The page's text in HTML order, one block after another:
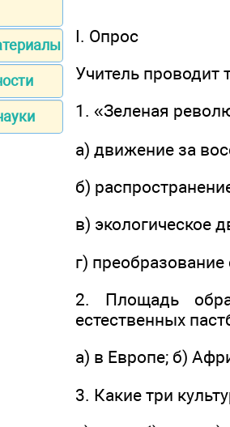
I. Опрос
Учитель проводит
1. «Зеленая
а) движение за
б)
в) экологическое
г)
2. Площадь
естественных
а) в Европе; б)
3. Какие три